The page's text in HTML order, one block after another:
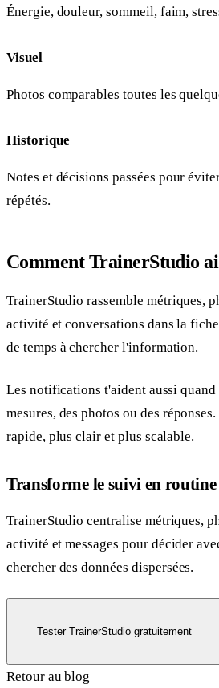
Énergie, douleur, sommeil, faim,
Visuel
Photos comparables toutes les
Historique
Notes et décisions passées pour
répétés.
Comment TrainerStudio
TrainerStudio rassemble métriques,
activité et conversations dans la
de temps à chercher l'information.
Les notifications t'aident aussi
mesures, des photos ou des
rapide, plus clair et plus scalable.
Transforme le suivi en
TrainerStudio centralise métriques,
activité et messages pour décider
chercher des données dispersées.
Tester TrainerStudio gratuitement
Retour au blog